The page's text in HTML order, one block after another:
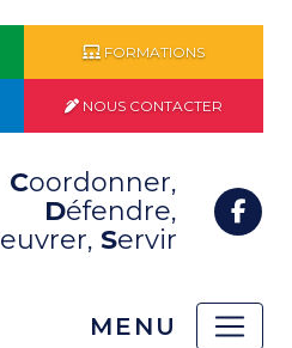
FORMATIONS
NOUS CONTACTER
Coordonner,
Défendre,
euvrer, Servir
MENU